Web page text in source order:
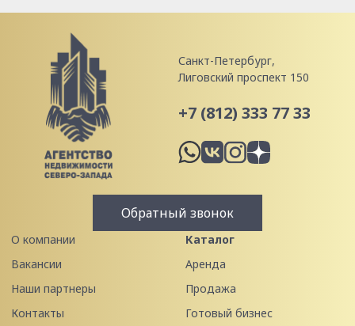
Санкт-Петербург,
Лиговский проспект 150
+7 (812) 333 77 33
Обратный звонок
О компании
Вакансии
Наши партнеры
Контакты
Каталог
Аренда
Продажа
Готовый бизнес